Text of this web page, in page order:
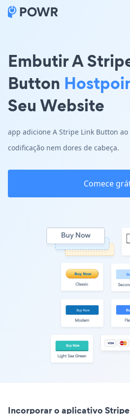
Embutir A
Button
Seu Website
app adicione A Stripe Link Button
codificação nem dores de cabeça.
Comece
Incorporar o aplicativo